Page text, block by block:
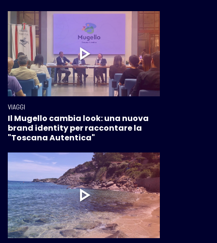
VIAGGI
Il Mugello cambia look: una nuova
brand identity per raccontare la
"Toscana Autentica"